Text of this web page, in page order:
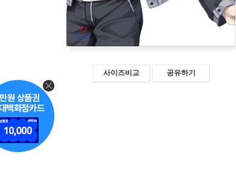
사이즈비교 공유하기